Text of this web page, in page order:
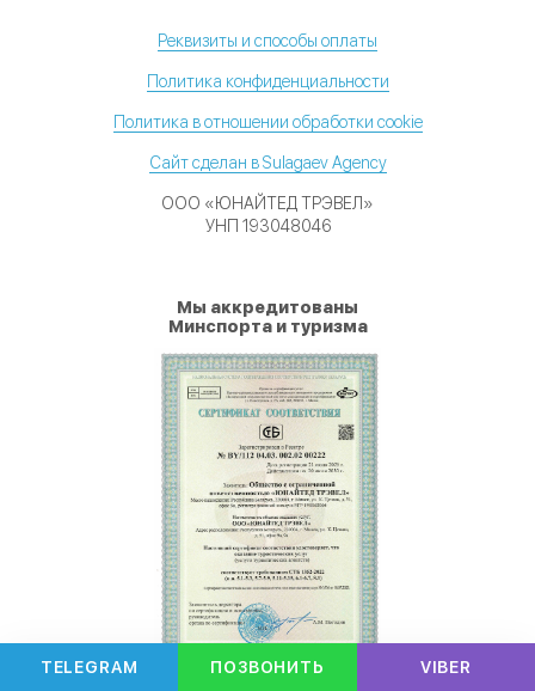
Реквизиты и способы оплаты
Политика конфиденциальности
Политика в отношении обработки cookie
Сайт сделан в Sulagaev Agency
ООО «ЮНАЙТЕД ТРЭВЕЛ»
УНП 193048046
Мы аккредитованы
Минспорта и туризма
"Турагентство №1 РБ
TELEGRAM ПОЗВОНИТЬ VIBER